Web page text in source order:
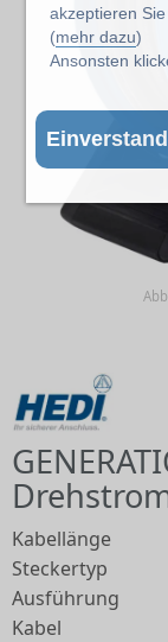
akzeptieren
(mehr dazu)
Ansonsten
Kabellänge
Steckertyp
Ausführung
Kabel